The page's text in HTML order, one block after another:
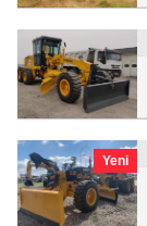
Yeni